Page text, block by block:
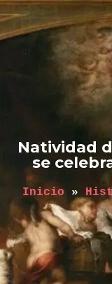
Natividad
se
Inicio »